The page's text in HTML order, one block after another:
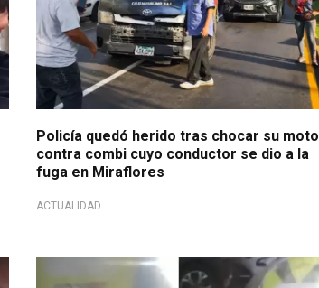
Policía quedó herido tras chocar su moto
contra combi cuyo conductor se dio a la
fuga en Miraflores
ACTUALIDAD